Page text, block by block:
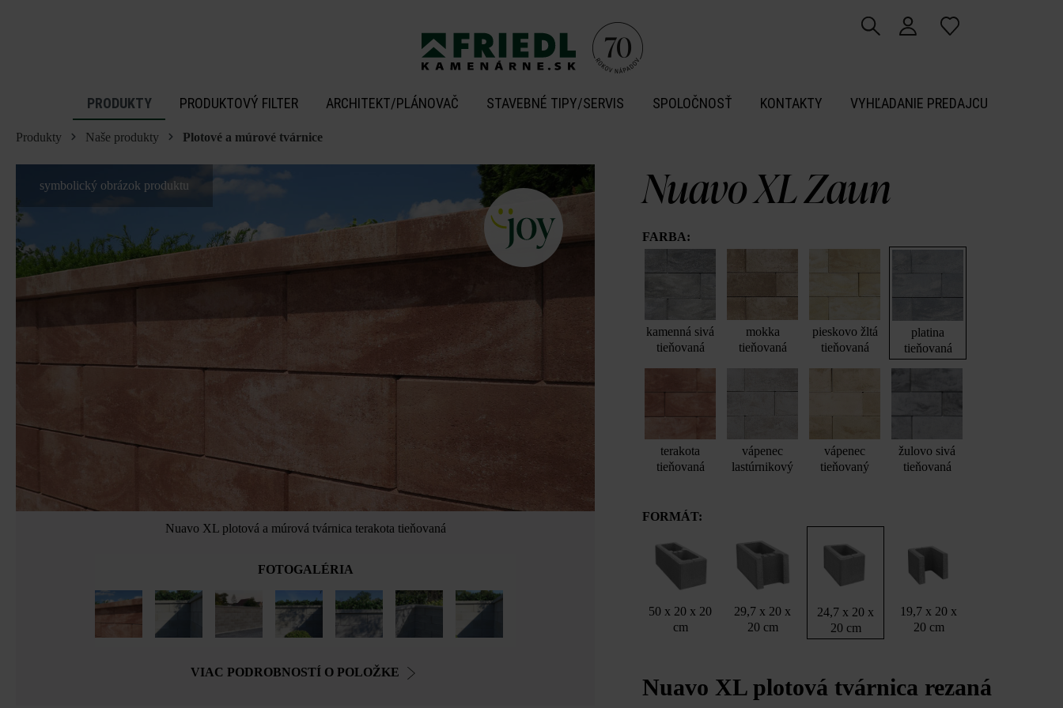
PRODUKTY PRODUKTOVÝ FILTER ARCHITEKT/PLÁNOVAČ STAVEBNÉ TIPY/SERVIS SPOLOČNOSŤ KONTAKTY VYHĽADANIE PREDAJCU
Produkty Naše produkty Plotové a múrové tvárnice
Nuavo XL plotová a múrová tvárnica terakota tieňovaná
symbolický obrázok produktu
FOTOGALÉRIA
VIAC PODROBNOSTÍ O POLOŽKE
Nuavo XL Zaun
FARBA:
kamenná sivá
tieňovaná
mokka
tieňovaná
pieskovo žltá
tieňovaná
platina
tieňovaná
terakota
tieňovaná
vápenec
lastúrnikový
vápenec
tieňovaný
žulovo sivá
tieňovaná
FORMÁT:
50 x 20 x 20
cm
29,7 x 20 x
20 cm
24,7 x 20 x
20 cm
19,7 x 20 x
20 cm
Nuavo XL plotová tvárnica rezaná